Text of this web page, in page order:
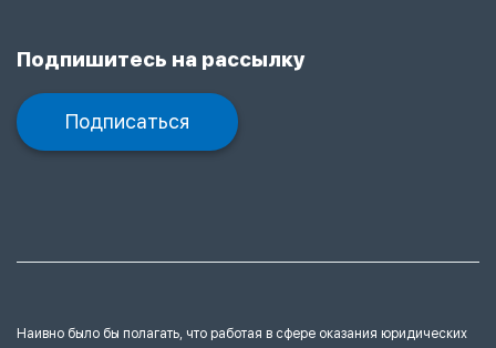
Подпишитесь на рассылку
Подписаться
Наивно было бы полагать, что работая в сфере оказания юридических